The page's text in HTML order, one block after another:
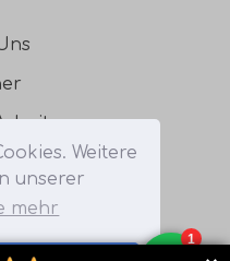
Weitere
unserer
mehr